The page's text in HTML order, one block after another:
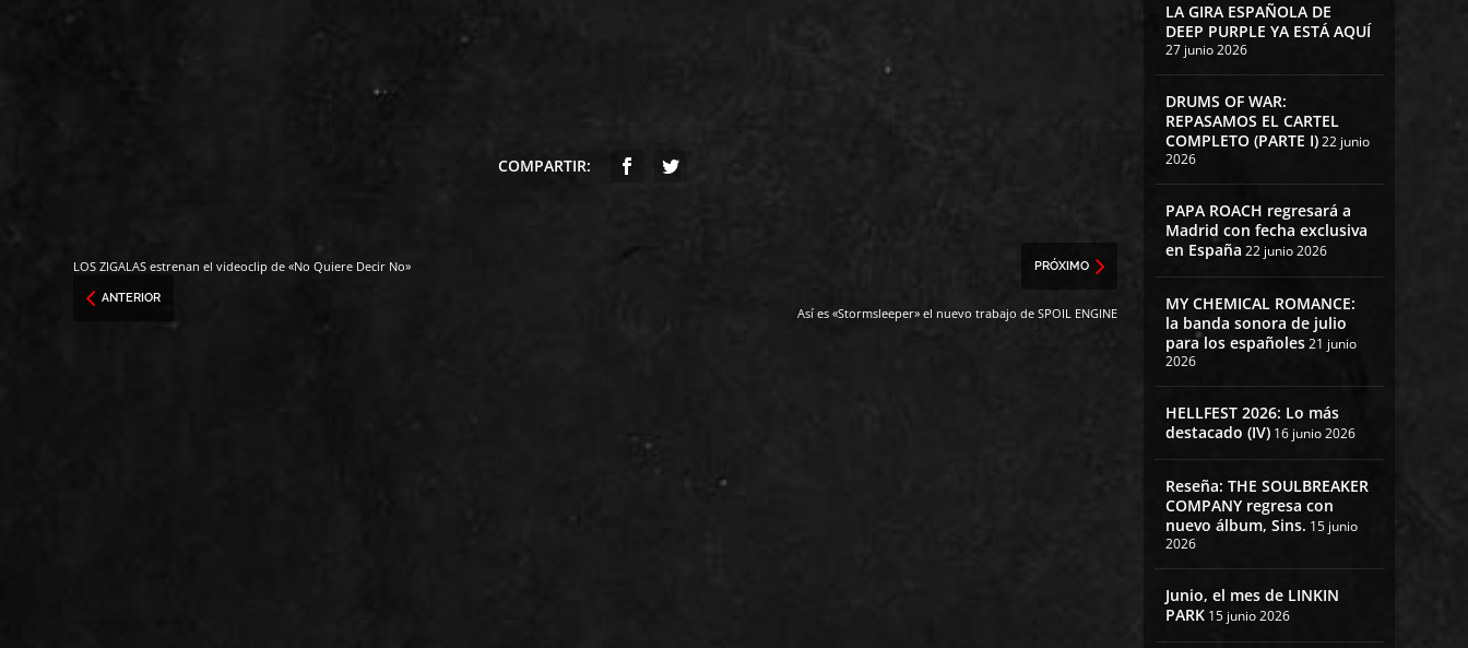
COMPARTIR:
LOS ZIGALAS estrenan el videoclip de «No Quiere Decir No»
ANTERIOR
PRÓXIMO
Así es «Stormsleeper» el nuevo trabajo de SPOIL ENGINE
LA GIRA ESPAÑOLA DE
DEEP PURPLE YA ESTÁ AQUÍ
27 junio 2026
DRUMS OF WAR:
REPASAMOS EL CARTEL
COMPLETO (PARTE I)22 junio
2026
PAPA ROACH regresará a
Madrid con fecha exclusiva
en España 22 junio 2026
MY CHEMICAL ROMANCE:
la banda sonora de julio
para los españoles21 junio
2026
HELLFEST 2026: Lo más
destacado (IV) 16 junio 2026
Reseña: THE SOULBREAKER
COMPANY regresa con
nuevo álbum, Sins. 15 junio
2026
Junio, el mes de LINKIN
PARK 15 junio 2026